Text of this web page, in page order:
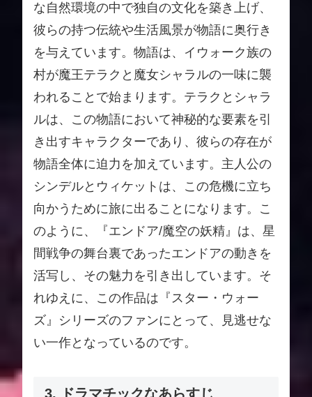
な自然環境の中で独自の文化を築き上げ、
彼らの持つ伝統や生活風景が物語に奥行き
を与えています。物語は、イウォーク族の
村が魔王テラクと魔女シャラルの一味に襲
われることで始まります。テラクとシャラ
ルは、この物語において神秘的な要素を引
き出すキャラクターであり、彼らの存在が
物語全体に迫力を加えています。主人公の
シンデルとウィケットは、この危機に立ち
向かうために旅に出ることになります。こ
のように、『エンドア/魔空の妖精』は、星
間戦争の舞台裏であったエンドアの動きを
活写し、その魅力を引き出しています。そ
れゆえに、この作品は『スター・ウォー
ズ』シリーズのファンにとって、見逃せな
い一作となっているのです。
3. ドラマチックなあらすじ